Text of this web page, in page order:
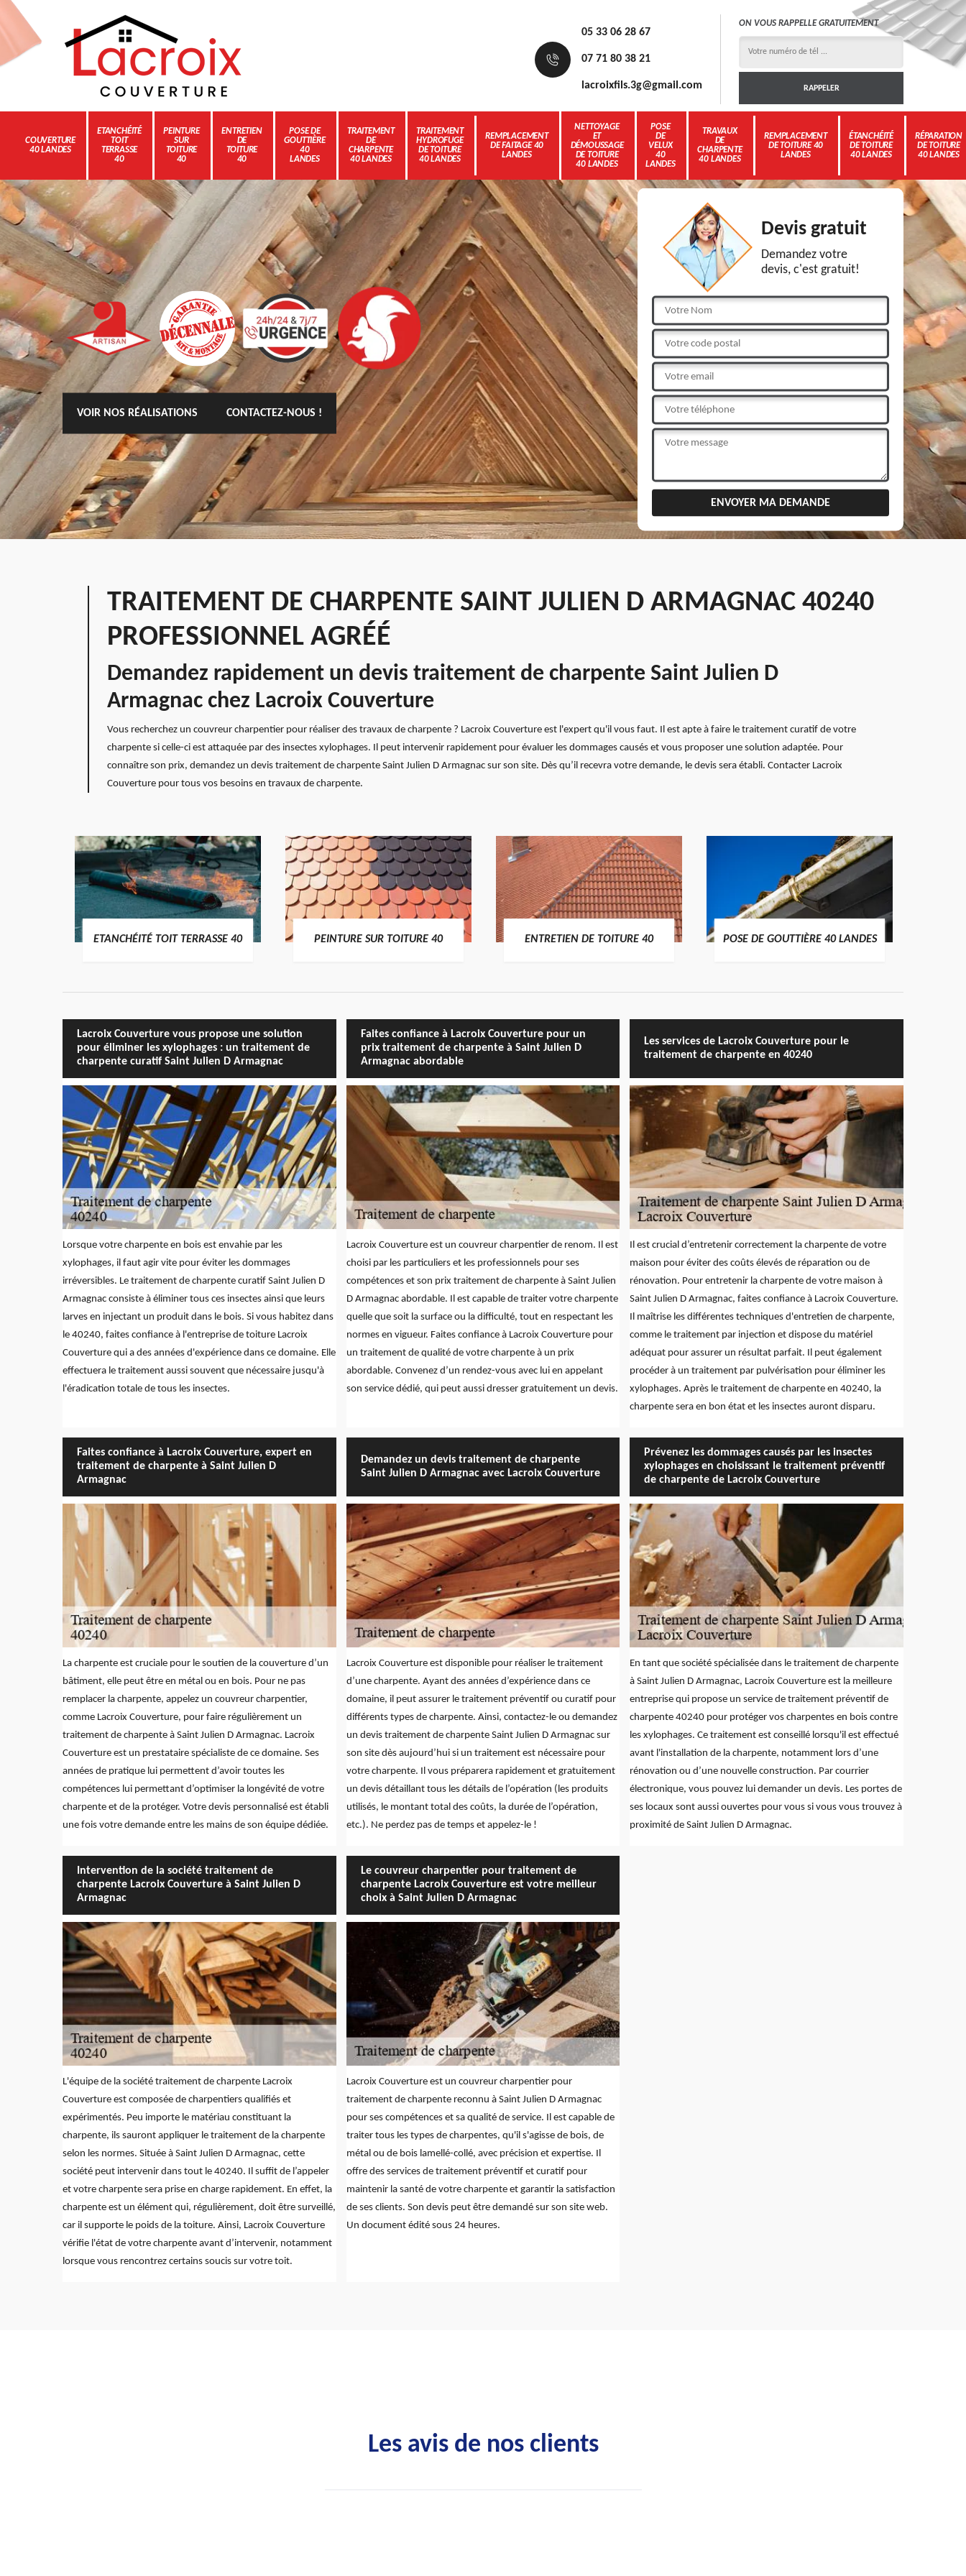
05 33 06 28 67
07 71 80 38 21
lacroixfils.3g@gmail.com
ON VOUS RAPPELLE GRATUITEMENT
COUVERTURE
40 LANDES
ETANCHÉITÉ
TOIT
TERRASSE
40
PEINTURE
SUR
TOITURE
40
ENTRETIEN
DE
TOITURE
40
POSE DE
GOUTTIÈRE
40
LANDES
TRAITEMENT
DE
CHARPENTE
40 LANDES
TRAITEMENT
HYDROFUGE
DE TOITURE
40 LANDES
REMPLACEMENT
DE FAITAGE 40
LANDES
NETTOYAGE
ET
DÉMOUSSAGE
DE TOITURE
40 LANDES
POSE
DE
VELUX
40
LANDES
TRAVAUX
DE
CHARPENTE
40 LANDES
REMPLACEMENT
DE TOITURE 40
LANDES
ÉTANCHÉITÉ
DE TOITURE
40 LANDES
RÉPARATION
DE TOITURE
40 LANDES
VOIR NOS RÉALISATIONS CONTACTEZ-NOUS !
Devis gratuit
Demandez votre
devis, c'est gratuit!
TRAITEMENT DE CHARPENTE SAINT JULIEN D ARMAGNAC 40240
PROFESSIONNEL AGRÉÉ
Demandez rapidement un devis traitement de charpente Saint Julien D
Armagnac chez Lacroix Couverture
Vous recherchez un couvreur charpentier pour réaliser des travaux de charpente ? Lacroix Couverture est l'expert qu'il vous faut. Il est apte à faire le traitement curatif de votre
charpente si celle-ci est attaquée par des insectes xylophages. Il peut intervenir rapidement pour évaluer les dommages causés et vous proposer une solution adaptée. Pour
connaître son prix, demandez un devis traitement de charpente Saint Julien D Armagnac sur son site. Dès qu’il recevra votre demande, le devis sera établi. Contacter Lacroix
Couverture pour tous vos besoins en travaux de charpente.
ETANCHÉITÉ TOIT TERRASSE 40 PEINTURE SUR TOITURE 40 ENTRETIEN DE TOITURE 40 POSE DE GOUTTIÈRE 40 LANDES
Lacroix Couverture vous propose une solution
pour éliminer les xylophages : un traitement de
charpente curatif Saint Julien D Armagnac
Lorsque votre charpente en bois est envahie par les
xylophages, il faut agir vite pour éviter les dommages
irréversibles. Le traitement de charpente curatif Saint Julien D
Armagnac consiste à éliminer tous ces insectes ainsi que leurs
larves en injectant un produit dans le bois. Si vous habitez dans
le 40240, faites confiance à l'entreprise de toiture Lacroix
Couverture qui a des années d'expérience dans ce domaine. Elle
effectuera le traitement aussi souvent que nécessaire jusqu'à
l'éradication totale de tous les insectes.
Faites confiance à Lacroix Couverture pour un
prix traitement de charpente à Saint Julien D
Armagnac abordable
Lacroix Couverture est un couvreur charpentier de renom. Il est
choisi par les particuliers et les professionnels pour ses
compétences et son prix traitement de charpente à Saint Julien
D Armagnac abordable. Il est capable de traiter votre charpente
quelle que soit la surface ou la difficulté, tout en respectant les
normes en vigueur. Faites confiance à Lacroix Couverture pour
un traitement de qualité de votre charpente à un prix
abordable. Convenez d’un rendez-vous avec lui en appelant
son service dédié, qui peut aussi dresser gratuitement un devis.
Les services de Lacroix Couverture pour le
traitement de charpente en 40240
Il est crucial d’entretenir correctement la charpente de votre
maison pour éviter des coûts élevés de réparation ou de
rénovation. Pour entretenir la charpente de votre maison à
Saint Julien D Armagnac, faites confiance à Lacroix Couverture.
Il maîtrise les différentes techniques d'entretien de charpente,
comme le traitement par injection et dispose du matériel
adéquat pour assurer un résultat parfait. Il peut également
procéder à un traitement par pulvérisation pour éliminer les
xylophages. Après le traitement de charpente en 40240, la
charpente sera en bon état et les insectes auront disparu.
Faites confiance à Lacroix Couverture, expert en
traitement de charpente à Saint Julien D
Armagnac
La charpente est cruciale pour le soutien de la couverture d’un
bâtiment, elle peut être en métal ou en bois. Pour ne pas
remplacer la charpente, appelez un couvreur charpentier,
comme Lacroix Couverture, pour faire régulièrement un
traitement de charpente à Saint Julien D Armagnac. Lacroix
Couverture est un prestataire spécialiste de ce domaine. Ses
années de pratique lui permettent d’avoir toutes les
compétences lui permettant d’optimiser la longévité de votre
charpente et de la protéger. Votre devis personnalisé est établi
une fois votre demande entre les mains de son équipe dédiée.
Demandez un devis traitement de charpente
Saint Julien D Armagnac avec Lacroix Couverture
Lacroix Couverture est disponible pour réaliser le traitement
d’une charpente. Ayant des années d’expérience dans ce
domaine, il peut assurer le traitement préventif ou curatif pour
différents types de charpente. Ainsi, contactez-le ou demandez
un devis traitement de charpente Saint Julien D Armagnac sur
son site dès aujourd’hui si un traitement est nécessaire pour
votre charpente. Il vous préparera rapidement et gratuitement
un devis détaillant tous les détails de l’opération (les produits
utilisés, le montant total des coûts, la durée de l’opération,
etc.). Ne perdez pas de temps et appelez-le !
Prévenez les dommages causés par les insectes
xylophages en choisissant le traitement préventif
de charpente de Lacroix Couverture
En tant que société spécialisée dans le traitement de charpente
à Saint Julien D Armagnac, Lacroix Couverture est la meilleure
entreprise qui propose un service de traitement préventif de
charpente 40240 pour protéger vos charpentes en bois contre
les xylophages. Ce traitement est conseillé lorsqu'il est effectué
avant l'installation de la charpente, notamment lors d’une
rénovation ou d’une nouvelle construction. Par courrier
électronique, vous pouvez lui demander un devis. Les portes de
ses locaux sont aussi ouvertes pour vous si vous vous trouvez à
proximité de Saint Julien D Armagnac.
Intervention de la société traitement de
charpente Lacroix Couverture à Saint Julien D
Armagnac
L'équipe de la société traitement de charpente Lacroix
Couverture est composée de charpentiers qualifiés et
expérimentés. Peu importe le matériau constituant la
charpente, ils sauront appliquer le traitement de la charpente
selon les normes. Située à Saint Julien D Armagnac, cette
société peut intervenir dans tout le 40240. Il suffit de l’appeler
et votre charpente sera prise en charge rapidement. En effet, la
charpente est un élément qui, régulièrement, doit être surveillé,
car il supporte le poids de la toiture. Ainsi, Lacroix Couverture
vérifie l'état de votre charpente avant d’intervenir, notamment
lorsque vous rencontrez certains soucis sur votre toit.
Le couvreur charpentier pour traitement de
charpente Lacroix Couverture est votre meilleur
choix à Saint Julien D Armagnac
Lacroix Couverture est un couvreur charpentier pour
traitement de charpente reconnu à Saint Julien D Armagnac
pour ses compétences et sa qualité de service. Il est capable de
traiter tous les types de charpentes, qu'il s'agisse de bois, de
métal ou de bois lamellé-collé, avec précision et expertise. Il
offre des services de traitement préventif et curatif pour
maintenir la santé de votre charpente et garantir la satisfaction
de ses clients. Son devis peut être demandé sur son site web.
Un document édité sous 24 heures.
Les avis de nos clients